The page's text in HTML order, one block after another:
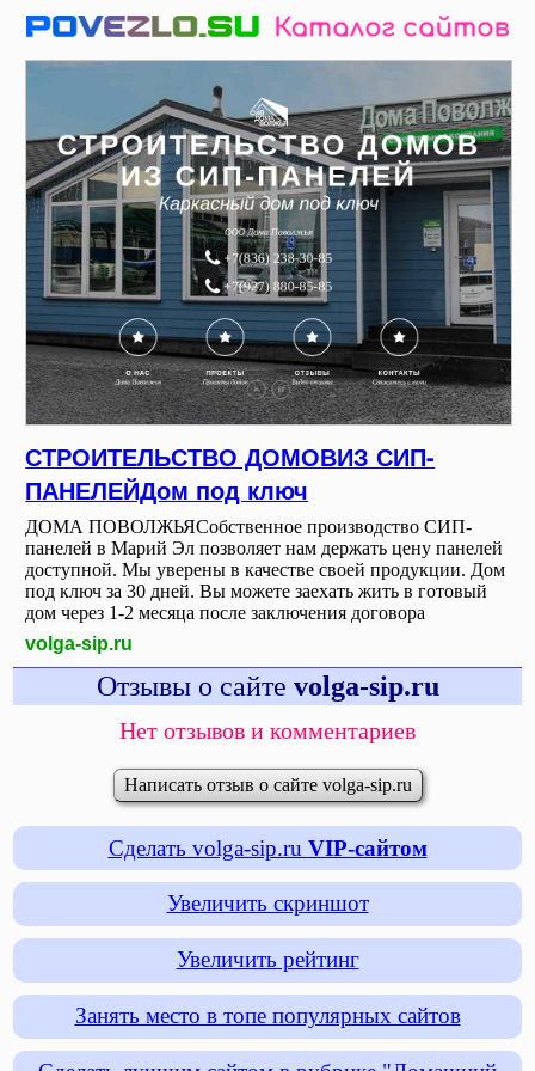
СТРОИТЕЛЬСТВО ДОМОВИЗ СИП-
ПАНЕЛЕЙДом под ключ
ДОМА ПОВОЛЖЬЯСобственное производство СИП-
панелей в Марий Эл позволяет нам держать цену панелей
доступной. Мы уверены в качестве своей продукции. Дом
под ключ за 30 дней. Вы можете заехать жить в готовый
дом через 1-2 месяца после заключения договора
volga-sip.ru
Отзывы о сайте volga-sip.ru
Нет отзывов и комментариев
Написать отзыв о сайте volga-sip.ru
Сделать volga-sip.ru VIP-сайтом
Увеличить скриншот
Увеличить рейтинг
Занять место в топе популярных сайтов